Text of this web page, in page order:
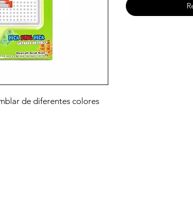
de diferentes colores